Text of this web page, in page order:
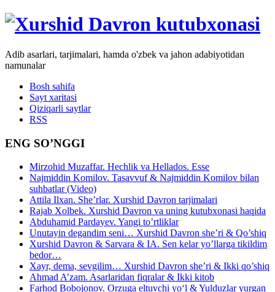
Adib asarlari, tarjimalari, hamda o'zbek va jahon adabiyotidan
namunalar
Bosh sahifa
Sayt xaritasi
Qiziqarli saytlar
RSS
ENG SO’NGGI
Mirzohid Muzaffar. Hechlik va Hellados. Esse
Najmiddin Komilov. Tasavvuf & Najmiddin Komilov bilan
suhbatlar (Video)
Attila Ilxan. She’rlar. Xurshid Davron tarjimalari
Rajab Xolbek. Xurshid Davron va uning kutubxonasi haqida
Abduhamid Pardayev. Yangi to’rtliklar
Unutayin degandim seni… Xurshid Davron she’ri & Qo’shiq
Xurshid Davron & Sarvara & IA. Sen kelar yo’llarga tikildim
bedor…
Xayr, dema, sevgilim… Xurshid Davron she’ri & Ikki qo’shiq
Ahmad A’zam. Asarlaridan fiqralar & Ikki kitob
Farhod Bobojonov. Orzuga eltuvchi yo‘l & Yulduzlar yurgan